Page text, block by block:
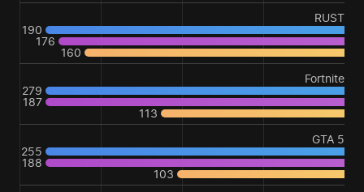
RUST
190
176
160
Fortnite
279
187
113
GTA 5
255
188
103